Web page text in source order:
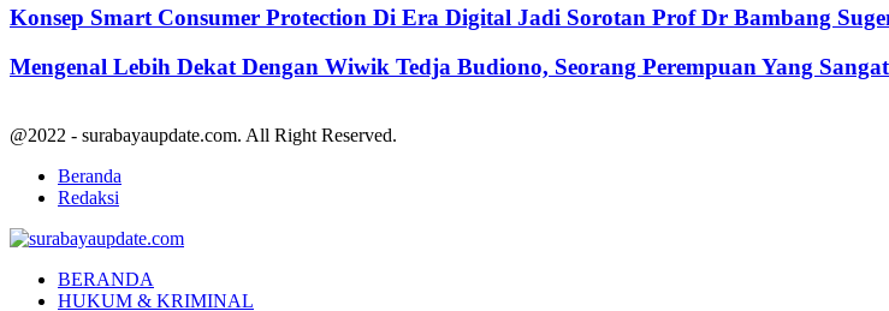
Konsep Smart Consumer Protection Di Era Digital Jadi Sorotan Prof Dr Bambang
Mengenal Lebih Dekat Dengan Wiwik Tedja Budiono, Seorang Perempuan Yang
@2022 - surabayaupdate.com. All Right Reserved.
Beranda
Redaksi
BERANDA
HUKUM & KRIMINAL